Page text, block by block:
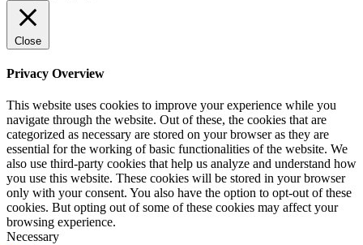
Close
Privacy Overview
This website uses cookies to improve your experience while you
navigate through the website. Out of these, the cookies that are
categorized as necessary are stored on your browser as they are
essential for the working of basic functionalities of the website. We
also use third-party cookies that help us analyze and understand how
you use this website. These cookies will be stored in your browser
only with your consent. You also have the option to opt-out of these
cookies. But opting out of some of these cookies may affect your
browsing experience.
Necessary